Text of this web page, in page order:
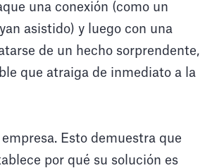
una conexión (como un
asistido) y luego con una
de un hecho sorprendente,
que atraiga de inmediato a la
Esto demuestra que
por qué su solución es